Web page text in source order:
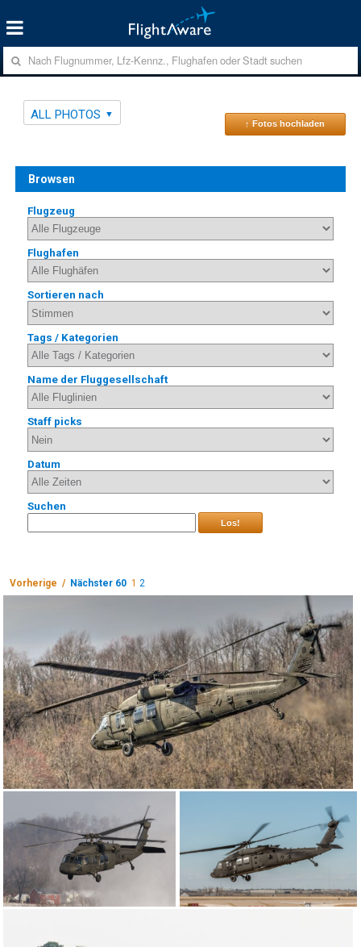
ALL PHOTOS
↑ Fotos hochladen
Browsen
Flugzeug
Flughafen
Sortieren nach
Tags / Kategorien
Name der Fluggesellschaft
Staff picks
Datum
Suchen
Los!
Vorherige / Nächster 60 1 2